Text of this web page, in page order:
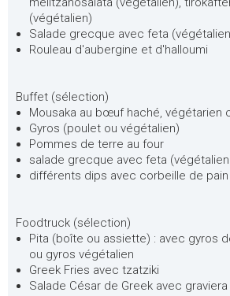
(végétalien)
Salade grecque avec feta
Rouleau d'aubergine et d'halloumi
Buffet (sélection)
Mousaka au bœuf haché, végétarien
Gyros (poulet ou végétalien)
Pommes de terre au four
salade grecque avec feta
différents dips avec corbeille de
Foodtruck (sélection)
Pita (boîte ou assiette) : avec gyros
ou gyros végétalien
Greek Fries avec tzatziki
Salade César de Greek avec